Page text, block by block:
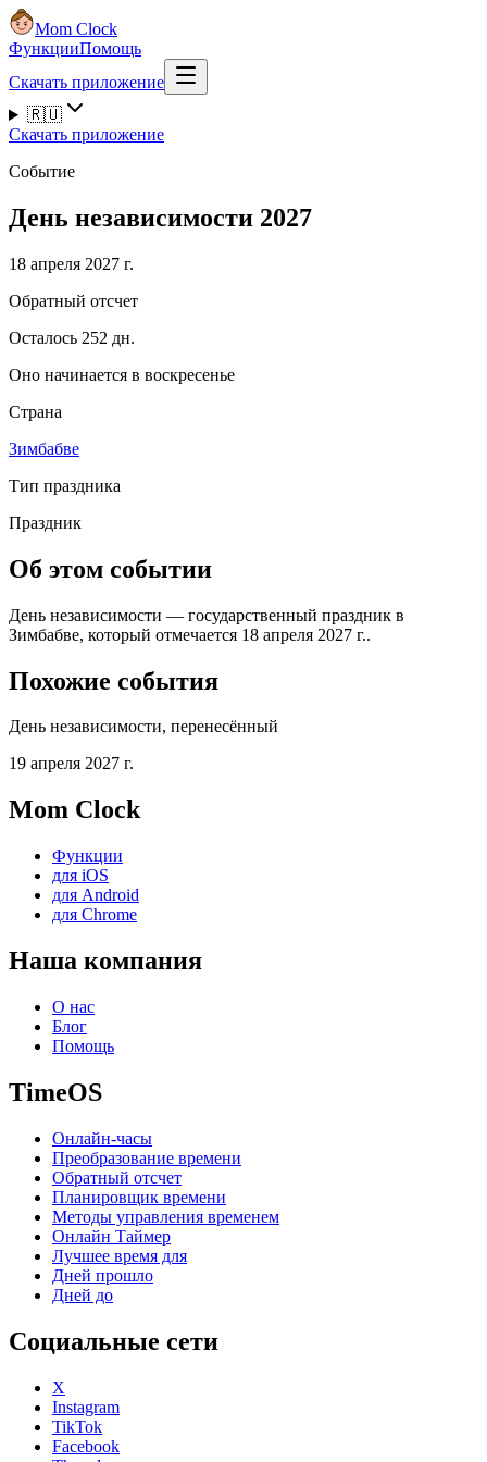
Mom Clock
ФункцииПомощь
Скачать приложение
🇷🇺
Скачать приложение
Событие
День независимости 2027
18 апреля 2027 г.
Обратный отсчет
Осталось 252 дн.
Оно начинается в воскресенье
Страна
Зимбабве
Тип праздника
Праздник
Об этом событии
День независимости — государственный праздник в
Зимбабве, который отмечается 18 апреля 2027 г..
Похожие события
День независимости, перенесённый
19 апреля 2027 г.
Mom Clock
Функции
для iOS
для Android
для Chrome
Наша компания
О нас
Блог
Помощь
TimeOS
Онлайн-часы
Преобразование времени
Обратный отсчет
Планировщик времени
Методы управления временем
Онлайн Таймер
Лучшее время для
Дней прошло
Дней до
Социальные сети
X
Instagram
TikTok
Facebook